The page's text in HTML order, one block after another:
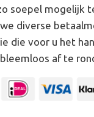
soepel mogelijk
diverse
die voor u het
af te